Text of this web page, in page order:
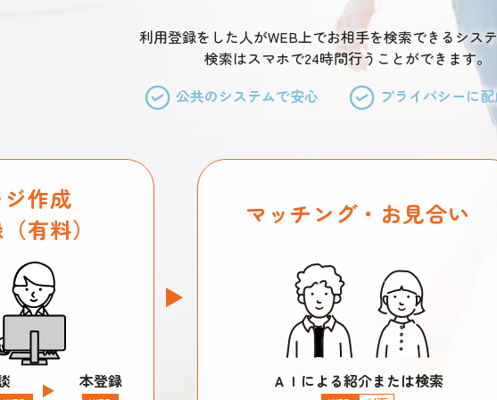
利用登録をした人がWEB上でお相手を検索できるシステ
検索はスマホで24時間行うことができます。
公共のシステムで安心
プライバシーに
作成
有料）
本登録
マッチング・お見合い
ＡＩによる紹介または検索